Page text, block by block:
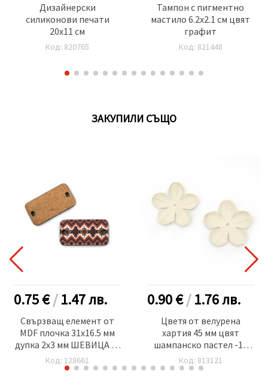
Дизайнерски
силиконови печати
20x11 см
Код: 820765
Тампон с пигментно
мастило 6.2x2.1 см цвят
графит
Код: 821448
ЗАКУПИЛИ СЪЩО
0.75 €/1.47лв.
Свързващ елемент от
MDF плочка 31x16.5 мм
дупка 2x3 мм ШЕВИЦА -5
броя
Код: 128661
0.90 €/1.76лв.
Цветя от велурена
хартия 45 мм цвят
шампанско пастел -10
броя
Код: 813121